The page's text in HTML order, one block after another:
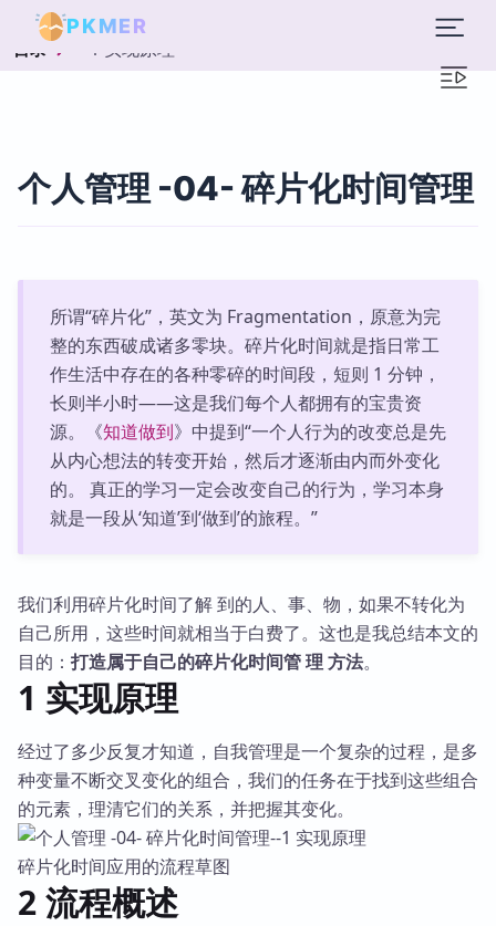
PKMER
目录 1 实现原理
个人管理 -04- 碎片化时间管理
所谓“碎片化”，英文为 Fragmentation，原意为完
整的东西破成诸多零块。碎片化时间就是指日常工
作生活中存在的各种零碎的时间段，短则 1 分钟，
长则半小时——这是我们每个人都拥有的宝贵资
源。《知道做到》中提到“一个人行为的改变总是先
从内心想法的转变开始，然后才逐渐由内而外变化
的。 真正的学习一定会改变自己的行为，学习本身
就是一段从‘知道’到‘做到’的旅程。”
我们利用碎片化时间了解 到的人、事、物，如果不转化为
自己所用，这些时间就相当于白费了。这也是我总结本文的
目的： 打造属于自己的碎片化时间管 理 方法。
1 实现原理
经过了多少反复才知道，自我管理是一个复杂的过程，是多
种变量不断交叉变化的组合，我们的任务在于找到这些组合
的元素，理清它们的关系，并把握其变化。
碎片化时间应用的流程草图
2 流程概述